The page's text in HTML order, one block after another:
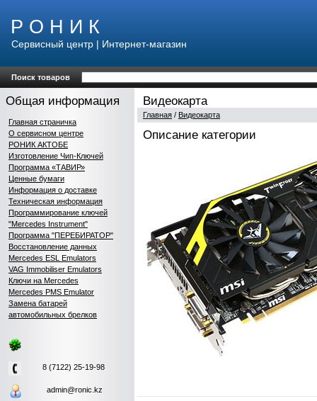
Р О Н И К
Сервисный центр | Интернет-магазин
Поиск товаров
Общая информация
Главная страничка
О сервисном центре
РОНИК АКТОБЕ
Изготовление Чип-Ключей
Программа «ТАВИР»
Ценные бумаги
Информация о доставке
Техническая информация
Программирование ключей
"Mercedes Instrument"
Программа "ПЕРЕБИРАТОР"
Восстановление данных
Mercedes ESL Emulators
VAG Immobiliser Emulators
Ключи на Mercedes
Mercedes PMS Emulator
Замена батарей
автомобильных брелков
8 (7122) 25-19-98
admin@ronic.kz
Видеокарта
Главная / Видеокарта
Описание категории